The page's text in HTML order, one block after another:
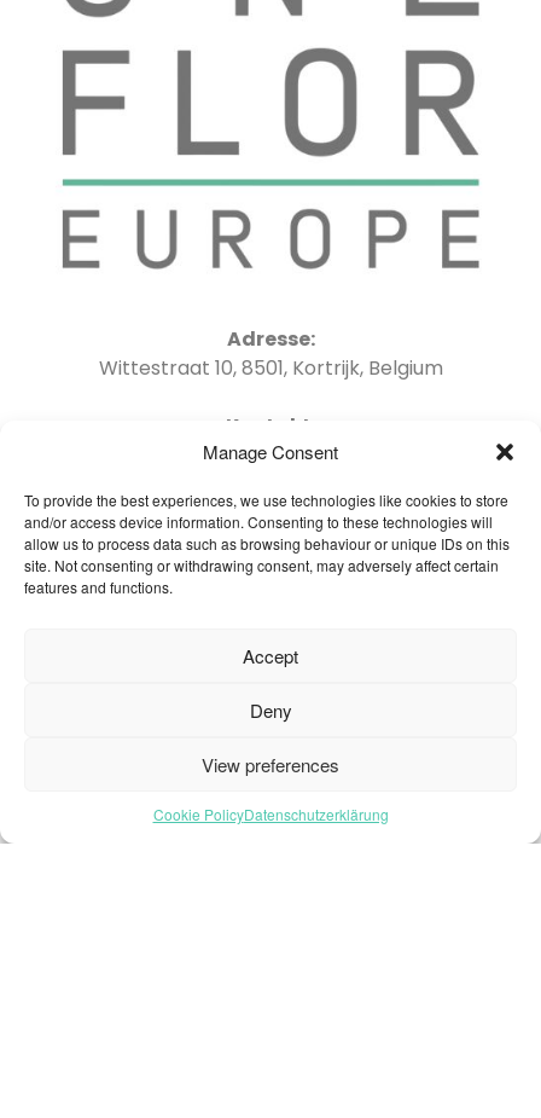
Manage Consent
To provide the best experiences, we use technologies like cookies to store
and/or access device information. Consenting to these technologies will
allow us to process data such as browsing behaviour or unique IDs on this
site. Not consenting or withdrawing consent, may adversely affect certain
features and functions.
Accept
Deny
View preferences
Cookie PolicyDatenschutzerklärung
Adresse:
Wittestraat 10, 8501, Kortrijk, Belgium
Kontakt:
Tel : +32 56 41 06 04 Email : info@oneflor-
Häufig gestellte Fragen